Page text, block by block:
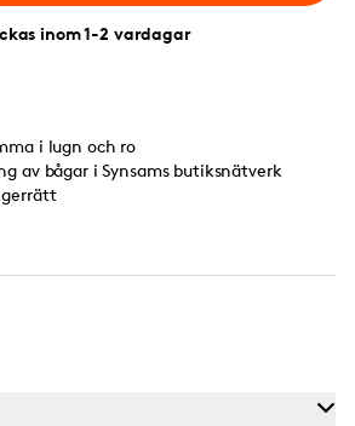
inom 1-2 vardagar
i lugn och ro
av bågar i Synsams butiksnätverk